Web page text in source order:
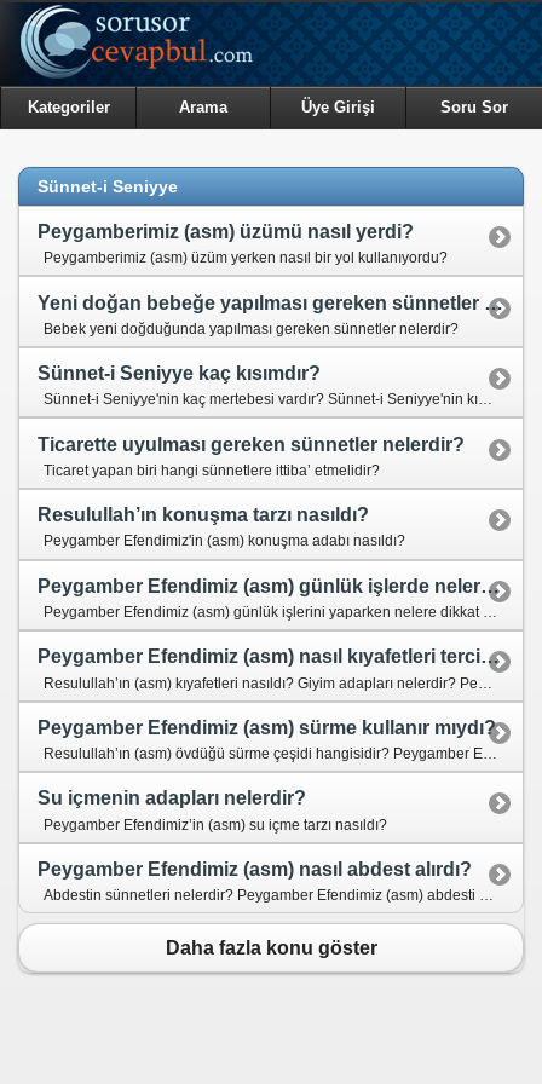
Kategoriler Arama Üye Girişi Soru Sor
Sünnet-i Seniyye
Peygamberimiz (asm) üzümü nasıl yerdi?
Peygamberimiz (asm) üzüm yerken nasıl bir yol kullanıyordu?
Yeni doğan bebeğe yapılması gereken sünnetler nelerdir?
Bebek yeni doğduğunda yapılması gereken sünnetler nelerdir?
Sünnet-i Seniyye kaç kısımdır?
Sünnet-i Seniyye'nin kaç mertebesi vardır? Sünnet-i Seniyye'nin kısımları nelerdir?
Ticarette uyulması gereken sünnetler nelerdir?
Ticaret yapan biri hangi sünnetlere ittiba’ etmelidir?
Resulullah’ın konuşma tarzı nasıldı?
Peygamber Efendimiz'in (asm) konuşma adabı nasıldı?
Peygamber Efendimiz (asm) günlük işlerde nelere dikkat ederdi?
Peygamber Efendimiz (asm) günlük işlerini yaparken nelere dikkat ederdi? Hz. Peygamber (asm) ev işlerinde neler yapardı?
Peygamber Efendimiz (asm) nasıl kıyafetleri tercih ederdi?
Peygamber Efendimiz (asm) sürme kullanır mıydı?
Resulullah’ın (asm) övdüğü sürme çeşidi hangisidir? Peygamber Efendimiz (asm) hangi amaçla sürme sürerdi?
Su içmenin adapları nelerdir?
Peygamber Efendimiz’in (asm) su içme tarzı nasıldı?
Peygamber Efendimiz (asm) nasıl abdest alırdı?
Abdestin sünnetleri nelerdir? Peygamber Efendimiz (asm) abdesti nasıldı?
Daha fazla konu göster